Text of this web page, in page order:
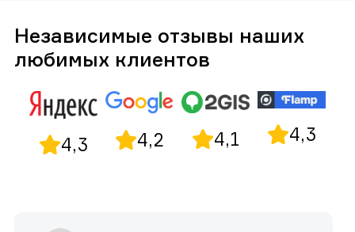
Независимые отзывы наших
любимых клиентов
4,3 4,2 4,1 4,3